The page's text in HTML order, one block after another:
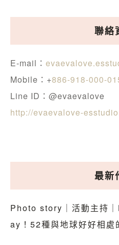
聯絡
E-mail：
Mobile：+886-918-000-
Line ID：@evaevalove
http://evaevalove-
最新
Photo story｜活動主持
ay！52種與地球好好相處